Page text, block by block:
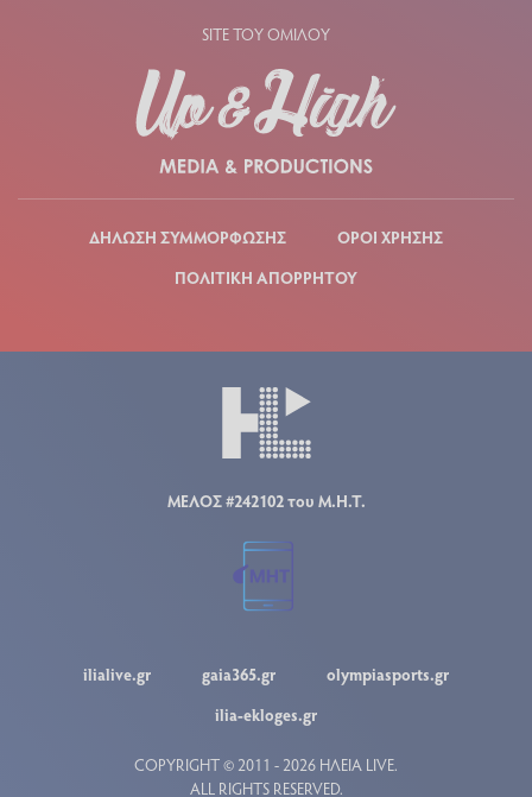
SITE ΤΟΥ ΟΜΙΛΟΥ
ΔΗΛΩΣΗ ΣΥΜΜΟΡΦΩΣΗΣ
ΟΡΟΙ ΧΡΗΣΗΣ
ΠΟΛΙΤΙΚΗ ΑΠΟΡΡΗΤΟΥ
ΜΕΛΟΣ #242102 του Μ.Η.Τ.
ilialive.gr gaia365.gr
olympiasports.gr
ilia-ekloges.gr
COPYRIGHT © 2011 - 2026 ΗΛΕΙΑ LIVE.
ALL RIGHTS RESERVED.